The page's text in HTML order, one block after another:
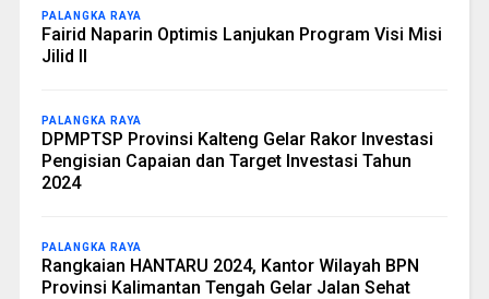
PALANGKA RAYA
Fairid Naparin Optimis Lanjukan Program Visi Misi
Jilid II
PALANGKA RAYA
DPMPTSP Provinsi Kalteng Gelar Rakor Investasi
Pengisian Capaian dan Target Investasi Tahun
2024
PALANGKA RAYA
Rangkaian HANTARU 2024, Kantor Wilayah BPN
Provinsi Kalimantan Tengah Gelar Jalan Sehat